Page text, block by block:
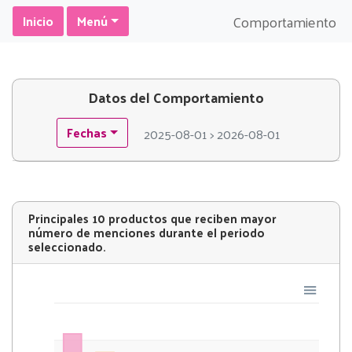
Inicio Menú Comportamiento
Datos del Comportamiento
Fechas 2025-08-01 > 2026-08-01
Principales 10 productos que reciben mayor
número de menciones durante el periodo
seleccionado.